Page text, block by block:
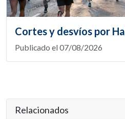
Cortes y desvíos por
Publicado el 07/08/2026
Relacionados